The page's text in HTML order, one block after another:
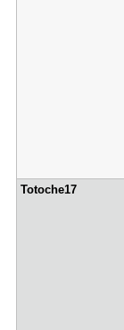
Totoche17